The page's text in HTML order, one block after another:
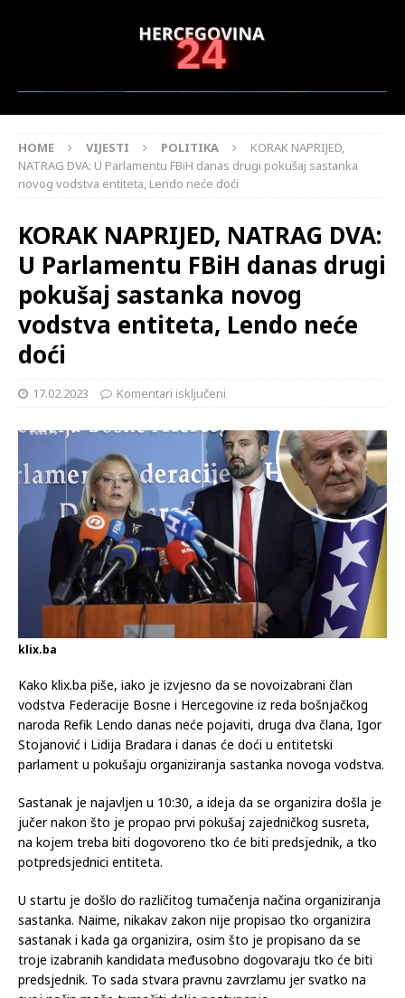
NATRAG DVA: U Parlamentu FBiH danas drugi pokušaj sastanka
novog vodstva entiteta, Lendo neće doći
KORAK NAPRIJED, NATRAG DVA:
U Parlamentu FBiH danas drugi
pokušaj sastanka novog
vodstva entiteta, Lendo neće
doći
17.02.2023 Komentari isključeni
klix.ba
Kako klix.ba piše, iako je izvjesno da se novoizabrani član
vodstva Federacije Bosne i Hercegovine iz reda bošnjačkog
naroda Refik Lendo danas neće pojaviti, druga dva člana, Igor
Stojanović i Lidija Bradara i danas će doći u entitetski
parlament u pokušaju organiziranja sastanka novoga vodstva.
Sastanak je najavljen u 10:30, a ideja da se organizira došla je
jučer nakon što je propao prvi pokušaj zajedničkog susreta,
na kojem treba biti dogovoreno tko će biti predsjednik, a tko
potpredsjednici entiteta.
U startu je došlo do različitog tumačenja načina organiziranja
sastanka. Naime, nikakav zakon nije propisao tko organizira